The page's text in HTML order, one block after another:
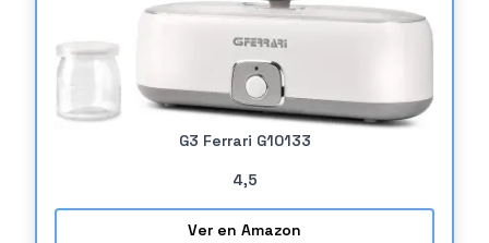
G3 Ferrari G10133
4,5
Ver en Amazon